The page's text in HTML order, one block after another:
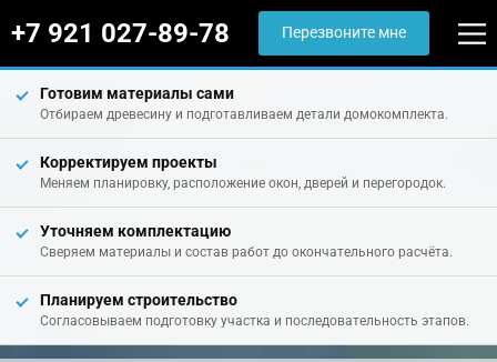
+7 921 027-89-78 Перезвоните мне
Готовим материалы сами
Отбираем древесину и подготавливаем детали домокомплекта.
Корректируем проекты
Меняем планировку, расположение окон, дверей и перегородок.
Уточняем комплектацию
Сверяем материалы и состав работ до окончательного расчёта.
Планируем строительство
Согласовываем подготовку участка и последовательность этапов.